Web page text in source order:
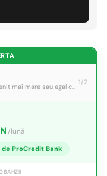
Casa Mea Natura 3y [Certif. Energ. A] [venit mai mare sau egal cu 10.000 lei]
1/2
/lună
de ProCredit Bank